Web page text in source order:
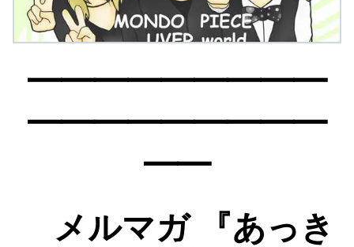
━━━━━━━━━
━━━━━━━━━
━━
メルマガ 『あっき